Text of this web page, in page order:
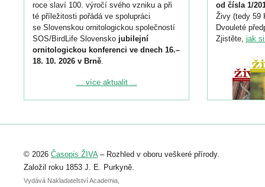
roce slaví 100. výročí svého vzniku a při
té příležitosti pořádá ve spolupráci
se Slovenskou ornitologickou společností
SOS/BirdLife Slovensko jubilejní
ornitologickou konferenci ve dnech 16.–
18. 10. 2026 v Brně.
Podrobnější informace ke konferenci
Registrovat se můžete do 6. září.
abstraktu přihlášené přednášky nebo
posteru je už 30. června.
... více aktualit ...
od čísla 1/
Živy (tedy 59
Dvouleté
Zjistěte, jak
© 2026 Časopis ŽIVA– Rozhled v oboru veškeré přírody.
Založil roku 1853 J. E. Purkyně.
Vydává Nakladatelství Academia,